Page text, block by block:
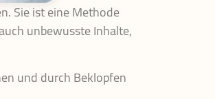
Sie ist eine Methode
unbewusste Inhalte,
und durch Beklopfen